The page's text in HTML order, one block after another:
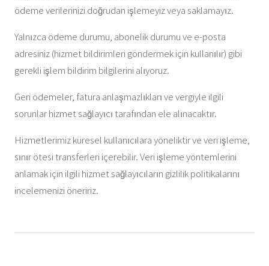
ödeme verilerinizi doğrudan işlemeyiz veya saklamayız.
Yalnızca ödeme durumu, abonelik durumu ve e-posta
adresiniz (hizmet bildirimleri göndermek için kullanılır) gibi
gerekli işlem bildirim bilgilerini alıyoruz.
Geri ödemeler, fatura anlaşmazlıkları ve vergiyle ilgili
sorunlar hizmet sağlayıcı tarafından ele alınacaktır.
Hizmetlerimiz küresel kullanıcılara yöneliktir ve veri işleme,
sınır ötesi transferleri içerebilir. Veri işleme yöntemlerini
anlamak için ilgili hizmet sağlayıcıların gizlilik politikalarını
incelemenizi öneririz.